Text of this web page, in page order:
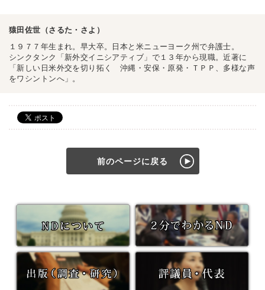
猿田佐世（さるた・さよ）
１９７７年生まれ。早大卒。日本と米ニューヨーク州で弁護士。
シンクタンク「新外交イニシアティブ」で１３年から現職。近著に
「新しい日米外交を切り拓く 沖縄・安保・原発・ＴＰＰ、多様な声
をワシントンへ」。
前のページに戻る